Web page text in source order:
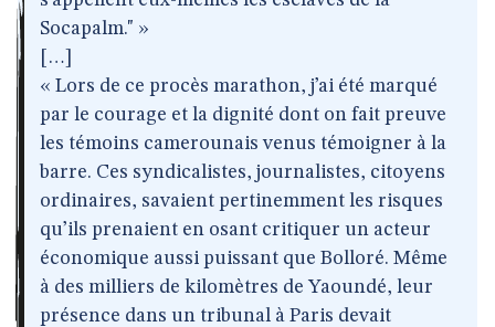
Socapalm." »
[…]
« Lors de ce procès marathon, j’ai été marqué
par le courage et la dignité dont on fait preuve
les témoins camerounais venus témoigner à la
barre. Ces syndicalistes, journalistes, citoyens
ordinaires, savaient pertinemment les risques
qu’ils prenaient en osant critiquer un acteur
économique aussi puissant que Bolloré. Même
à des milliers de kilomètres de Yaoundé, leur
présence dans un tribunal à Paris devait